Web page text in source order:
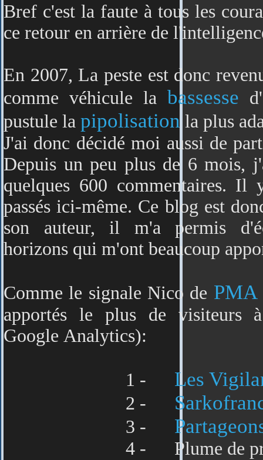
Bref c'est la faute à tous les
ce retour en arrière de
En 2007, La peste est donc
comme véhicule labassesse
pustule la pipolisation la plus
J'ai donc décidé moi aussi de
Depuis un peu plus de 6 mois,
quelques 600 commentaires.
passés ici-même. Ce blog est
son auteur, il m'a permis
horizons qui m'ont beaucoup
Comme le signale Nico de PMA
apportés le plus de visiteurs
Google Analytics):
1 - Les
2 -
3 -
4 - Plume de presse